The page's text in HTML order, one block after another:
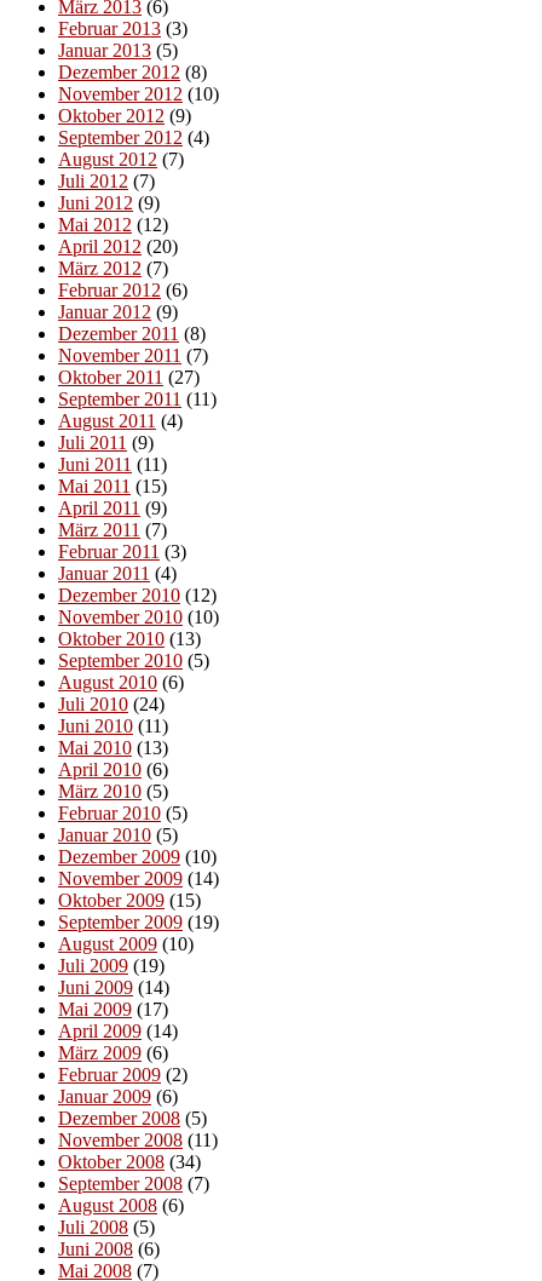
März 2013 (6)
Februar 2013 (3)
Januar 2013 (5)
Dezember 2012 (8)
November 2012 (10)
Oktober 2012 (9)
September 2012 (4)
August 2012 (7)
Juli 2012 (7)
Juni 2012 (9)
Mai 2012 (12)
April 2012 (20)
März 2012 (7)
Februar 2012 (6)
Januar 2012 (9)
Dezember 2011 (8)
November 2011 (7)
Oktober 2011 (27)
September 2011 (11)
August 2011 (4)
Juli 2011 (9)
Juni 2011 (11)
Mai 2011 (15)
April 2011 (9)
März 2011 (7)
Februar 2011 (3)
Januar 2011 (4)
Dezember 2010 (12)
November 2010 (10)
Oktober 2010 (13)
September 2010 (5)
August 2010 (6)
Juli 2010 (24)
Juni 2010 (11)
Mai 2010 (13)
April 2010 (6)
März 2010 (5)
Februar 2010 (5)
Januar 2010 (5)
Dezember 2009 (10)
November 2009 (14)
Oktober 2009 (15)
September 2009 (19)
August 2009 (10)
Juli 2009 (19)
Juni 2009 (14)
Mai 2009 (17)
April 2009 (14)
März 2009 (6)
Februar 2009 (2)
Januar 2009 (6)
Dezember 2008 (5)
November 2008 (11)
Oktober 2008 (34)
September 2008 (7)
August 2008 (6)
Juli 2008 (5)
Juni 2008 (6)
Mai 2008 (7)